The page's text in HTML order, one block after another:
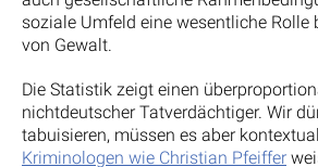
soziale Umfeld eine wesentliche Rolle
von Gewalt.
Die Statistik zeigt einen
nichtdeutscher Tatverdächtiger. Wir
tabuisieren, müssen es aber
Kriminologen wie Christian Pfeiffer